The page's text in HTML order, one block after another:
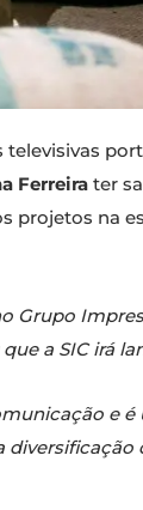
Ferreira ter
projetos na
Grupo
a SIC irá
e é